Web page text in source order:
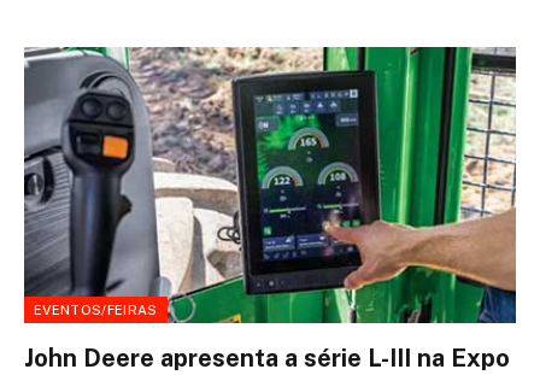
EVENTOS/FEIRAS
John Deere apresenta a série L-III na Expo